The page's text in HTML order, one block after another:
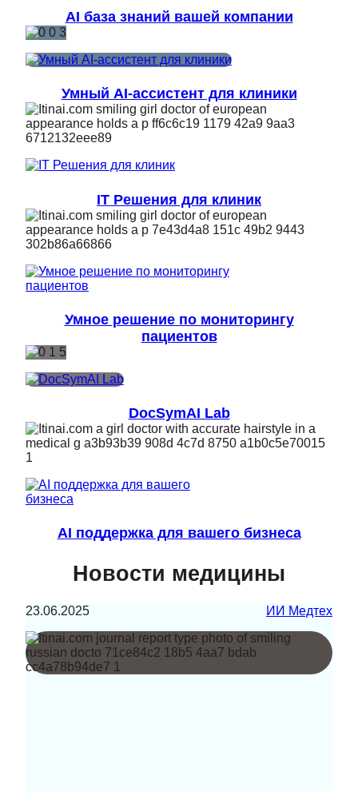
AI база знаний вашей компании
Умный AI-ассистент для клиники
IT Решения для клиник
Умное решение по мониторингу
пациентов
DocSymAI Lab
AI поддержка для вашего бизнеса
Новости медицины
23.06.2025 ИИ Медтех